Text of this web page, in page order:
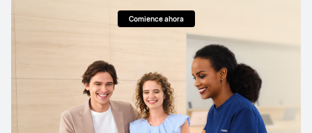
Comience ahora